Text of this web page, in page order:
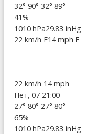
32° 90° 32° 89°
41%
1010 hPa29.83 inHg
22 km/h E14 mph E
22 km/h 14 mph
Пет, 07 21:00
27° 80° 27° 80°
65%
1010 hPa29.83 inHg